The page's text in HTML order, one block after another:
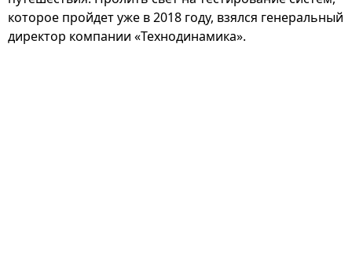
которое пройдет уже в 2018 году, взялся генеральный
директор компании «Технодинамика».